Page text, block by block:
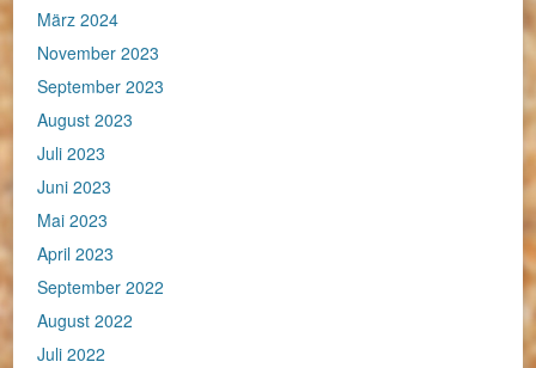
März 2024
November 2023
September 2023
August 2023
Juli 2023
Juni 2023
Mai 2023
April 2023
September 2022
August 2022
Juli 2022